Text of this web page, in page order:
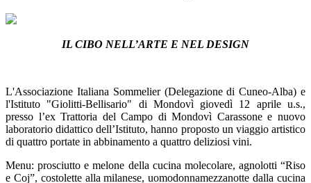
IL CIBO NELL’ARTE E NEL DESIGN
L'Associazione Italiana Sommelier (Delegazione di Cuneo-Alba) e
l'Istituto "Giolitti-Bellisario" di Mondovì giovedì 12 aprile u.s.,
presso l’ex Trattoria del Campo di Mondovì Carassone e nuovo
laboratorio didattico dell’Istituto, hanno proposto un viaggio artistico
di quattro portate in abbinamento a quattro deliziosi vini.
Menu: prosciutto e melone della cucina molecolare, agnolotti “Riso
e Coj”, costolette alla milanese, uomodonnamezzanotte dalla cucina